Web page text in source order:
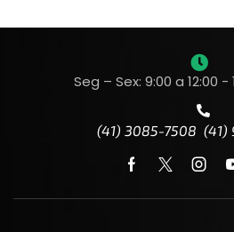
Seg – Sex: 9:00 a 12:00 -
(41) 3085-7508 (41)